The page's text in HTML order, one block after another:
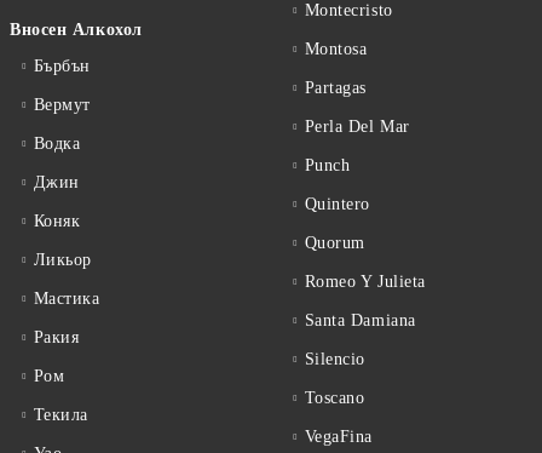
Вносен Алкохол
Бърбън
Вермут
Водка
Джин
Коняк
Ликьор
Мастика
Ракия
Ром
Текила
Montecristo
Montosa
Partagas
Perla Del Mar
Punch
Quintero
Quorum
Romeo Y Julieta
Santa Damiana
Silencio
Toscano
VegaFina